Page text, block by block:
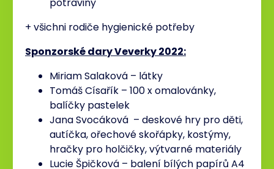
+ všichni rodiče hygienické potřeby
Sponzorské dary Veverky 2022:
Miriam Salaková – látky
Tomáš Císařík – 100 x omalovánky,
balíčky pastelek
Jana Svocáková – deskové hry pro děti,
autíčka, ořechové skořápky, kostýmy,
hračky pro holčičky, výtvarné materiály
Lucie Špičková – balení bílých papírů A4